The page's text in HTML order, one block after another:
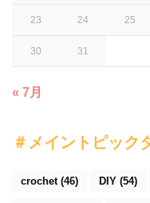
23 24 25
30 31
« 7月
＃メイントピック
crochet(46) DIY (54)